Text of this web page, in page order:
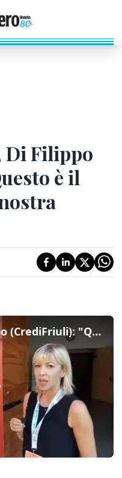
Di Filippo
è il
Best performer, Di Filippo (CrediFriuli): "Questo è il territorio della nostra storia"